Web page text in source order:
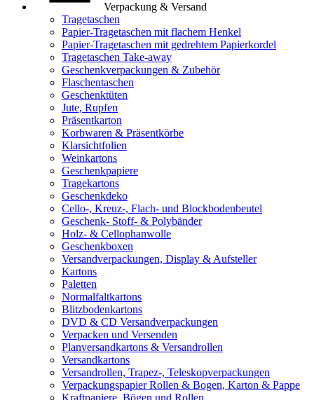
Verpackung & Versand
Tragetaschen
Papier-Tragetaschen mit flachem Henkel
Papier-Tragetaschen mit gedrehtem Papierkordel
Tragetaschen Take-away
Geschenkverpackungen & Zubehör
Flaschentaschen
Geschenktüten
Jute, Rupfen
Präsentkarton
Korbwaren & Präsentkörbe
Klarsichtfolien
Weinkartons
Geschenkpapiere
Tragekartons
Geschenkdeko
Cello-, Kreuz-, Flach- und Blockbodenbeutel
Geschenk- Stoff- & Polybänder
Holz- & Cellophanwolle
Geschenkboxen
Versandverpackungen, Display & Aufsteller
Kartons
Paletten
Normalfaltkartons
Blitzbodenkartons
DVD & CD Versandverpackungen
Verpacken und Versenden
Planversandkartons & Versandrollen
Versandkartons
Versandrollen, Trapez-, Teleskopverpackungen
Verpackungspapier Rollen & Bogen, Karton & Pappe